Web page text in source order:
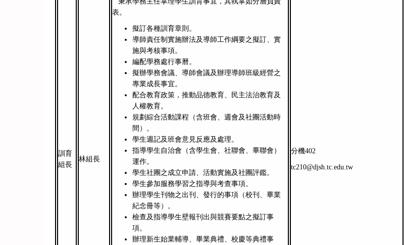
訓育
組長
林組長
表。
擬訂各種訓育章則。
導師責任制實施辦法及導師工作綱要之擬訂、實
施與考核事項。
編配學務處行事曆。
擬辦學務會議、導師會議及辦理導師班級經營之
專業成長事宜。
配合教育政策，推動品德教育、民主法治教育及
人權教育。
規劃綜合活動課程（含班會、週會及社團活動時
間）。
學生週記及班會意見反應及處理。
指導學生自治會（含學生會、社聯會、畢聯會）
運作。
學生社團之成立申請、活動實施及社團評鑑。
學生參加服務學習之指導與考查事項。
辦理學生刊物之出刊、發行的事項（校刊、畢業
紀念冊等）。
檢查及指導學生壁報刊出與競賽要點之擬訂事
項。
辦理新生始業輔導、畢業典禮、校慶等典禮事
分機402
tc210@djsh.tc.edu.tw